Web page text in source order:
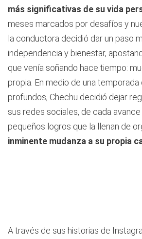
más significativas de su vida
meses marcados por desafíos y
la conductora decidió dar un paso
independencia y bienestar,
que venía soñando hace tiempo:
propia. En medio de una
profundos, Chechu decidió dejar
sus redes sociales, de cada
pequeños logros que la llenan de
inminente mudanza a su propia
A través de sus historias de